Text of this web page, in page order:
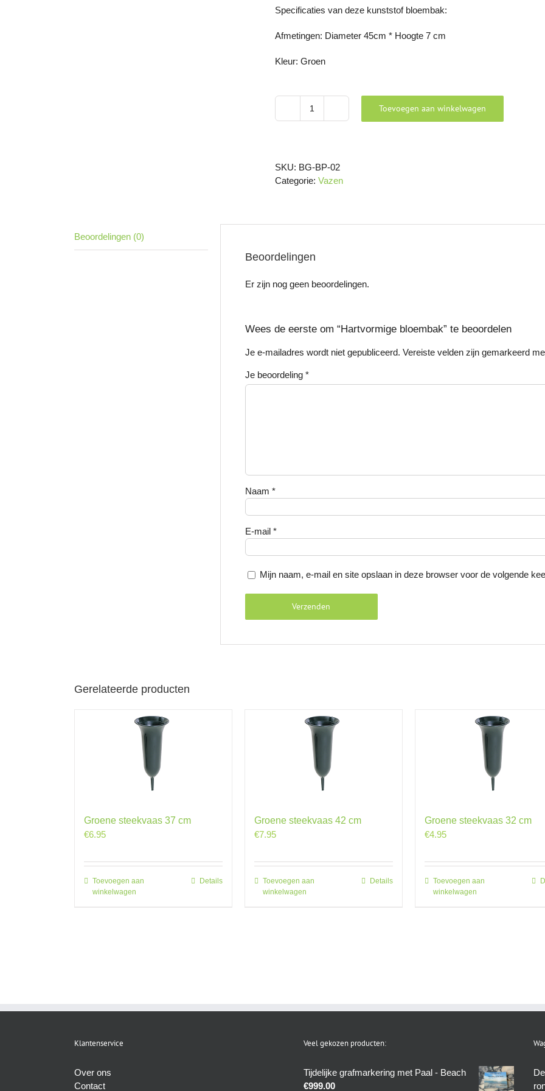
Specificaties van deze kunststof bloembak:
Afmetingen: Diameter 45cm * Hoogte 7 cm
Kleur: Groen
Hartvormige
Toevoegen aan winkelwagen
SKU: BG-BP-02
Categorie: Vazen
Beoordelingen (0)
Beoordelingen
Er zijn nog geen beoordelingen.
Wees de eerste om “Hartvormige bloembak” te beoordelen
Je e-mailadres wordt niet gepubliceerd. Vereiste velden zijn gemarkeerd
Je beoordeling *
Naam *
E-mail *
Mijn naam, e-mail en site opslaan in deze browser voor de volgende
Gerelateerde producten
Groene steekvaas 37 cm
€6.95
Toevoegen aan
winkelwagen
Details
Groene steekvaas 42 cm
€7.95
Toevoegen aan
winkelwagen
Details
Groene steekvaas 32 cm
€4.95
Toevoegen aan
winkelwagen
Klantenservice
Over ons
Contact
Veel gekozen producten:
Tijdelijke grafmarkering met Paal - Beach
€999.00